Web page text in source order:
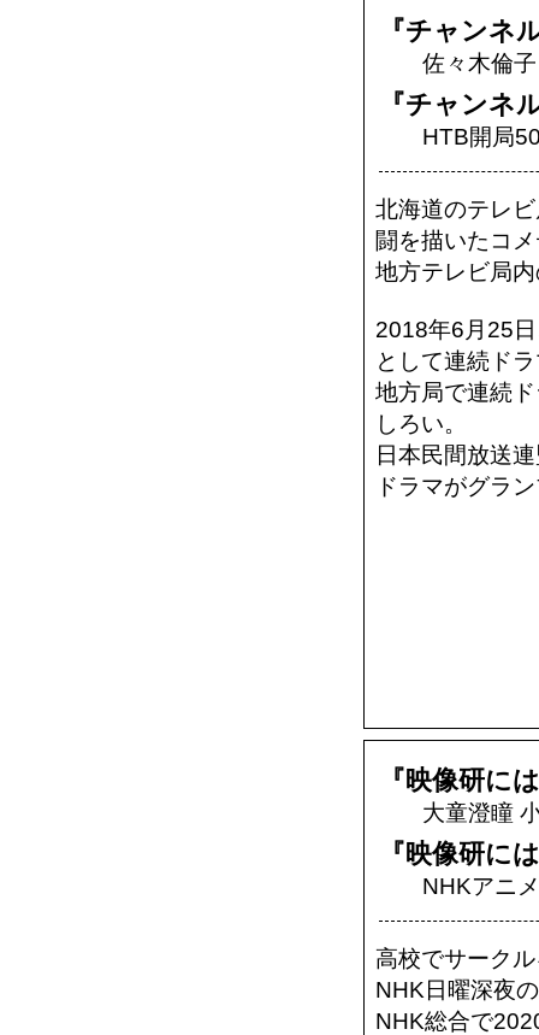
『チャンネ
佐々木倫
『チャンネ
HTB開局
北海道のテレ
闘を描いたコ
地方テレビ局
2018年6月25
として連続ド
地方局で連続
しろい。
日本民間放送
ドラマがグラ
『映像研に
大童澄瞳
『映像研に
NHKアニ
高校でサーク
NHK日曜深夜
NHK総合で